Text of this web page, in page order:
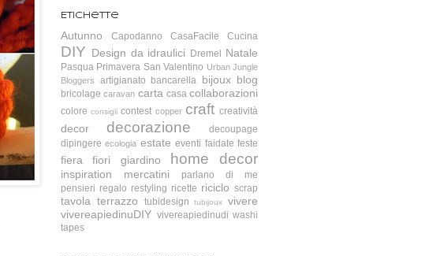
Etichette
Autunno Capodanno CasaFacile Cucina
DIY Design da idraulici Dremel Natale
Pasqua Primavera San Valentino Urban Jungle
Bloggers
artigianato bancarella bijoux blog
bricolage caravan carta casa collaborazioni
colore consigli contest copper craft creatività
decor decorazione
decoupage
dipingere ecologia estate eventi faidate feste
fiera fiori giardino home decor
inspiration mercatini
parlano di me
pensieri regalo restyling ricette riciclo scrap
tavola terrazzo tubidesign tubijoux
vivere
vivereapiedinuDIY vivereapiedinudi washi
tapes